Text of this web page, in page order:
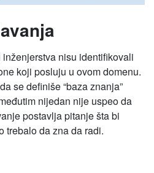
nisu identifikovali
koji posluju u ovom domenu.
se definiše “baza znanja”
nijedan nije uspeo da
postavlja pitanje šta bi
trebalo da zna da radi.